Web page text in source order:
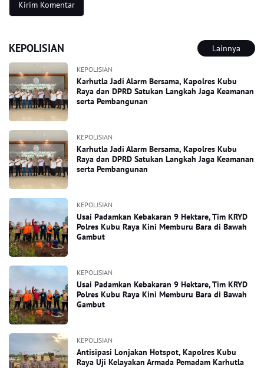
KEPOLISIAN Lainnya
KEPOLISIAN
Karhutla Jadi Alarm Bersama, Kapolres Kubu
Raya dan DPRD Satukan Langkah Jaga Keamanan
serta Pembangunan
KEPOLISIAN
Karhutla Jadi Alarm Bersama, Kapolres Kubu
Raya dan DPRD Satukan Langkah Jaga Keamanan
serta Pembangunan
KEPOLISIAN
Usai Padamkan Kebakaran 9 Hektare, Tim KRYD
Polres Kubu Raya Kini Memburu Bara di Bawah
Gambut
KEPOLISIAN
Usai Padamkan Kebakaran 9 Hektare, Tim KRYD
Polres Kubu Raya Kini Memburu Bara di Bawah
Gambut
KEPOLISIAN
Antisipasi Lonjakan Hotspot, Kapolres Kubu
Raya Uji Kelayakan Armada Pemadam Karhutla